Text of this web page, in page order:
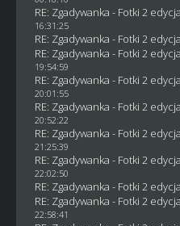
RE: Zgadywanka - Fotki 2 edycja
16:31:25
RE: Zgadywanka - Fotki 2 edycja
RE: Zgadywanka - Fotki 2 edycja
19:54:59
RE: Zgadywanka - Fotki 2 edycja
20:01:55
RE: Zgadywanka - Fotki 2 edycja
20:52:22
RE: Zgadywanka - Fotki 2 edycja
21:25:39
RE: Zgadywanka - Fotki 2 edycja
22:02:50
RE: Zgadywanka - Fotki 2 edycja
RE: Zgadywanka - Fotki 2 edycja
22:58:41